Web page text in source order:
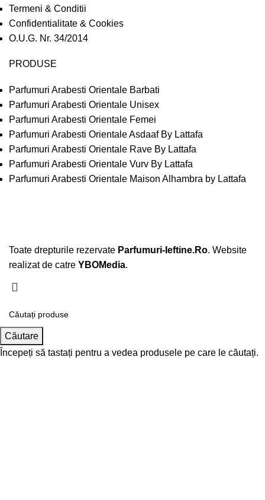
Termeni & Conditii
Confidentialitate & Cookies
O.U.G. Nr. 34/2014
PRODUSE
Parfumuri Arabesti Orientale Barbati
Parfumuri Arabesti Orientale Unisex
Parfumuri Arabesti Orientale Femei
Parfumuri Arabesti Orientale Asdaaf By Lattafa
Parfumuri Arabesti Orientale Rave By Lattafa
Parfumuri Arabesti Orientale Vurv By Lattafa
Parfumuri Arabesti Orientale Maison Alhambra by Lattafa
Toate drepturile rezervate Parfumuri-Ieftine.Ro. Website
realizat de catre YBOMedia.
Căutare
Începeți să tastați pentru a vedea produsele pe care le căutați.